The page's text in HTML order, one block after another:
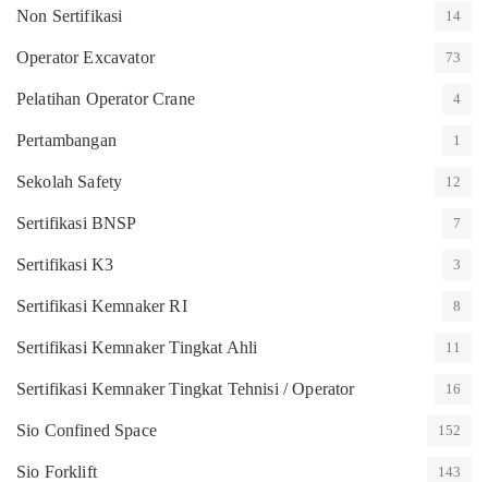
Non Sertifikasi 14
Operator Excavator 73
Pelatihan Operator Crane 4
Pertambangan 1
Sekolah Safety 12
Sertifikasi BNSP 7
Sertifikasi K3 3
Sertifikasi Kemnaker RI 8
Sertifikasi Kemnaker Tingkat Ahli 11
Sertifikasi Kemnaker Tingkat Tehnisi / Operator 16
Sio Confined Space 152
Sio Forklift 143